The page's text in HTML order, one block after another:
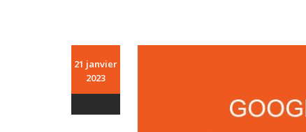
21 janvier
2023